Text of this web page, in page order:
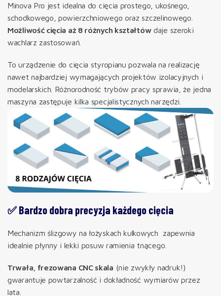
Minova Pro jest idealna do cięcia prostego, ukośnego,
schodkowego, powierzchniowego oraz szczelinowego.
Możliwość cięcia aż 8 różnych kształtówdaje szeroki
wachlarz zastosowań.
To urządzenie do cięcia styropianu pozwala na realizację
nawet najbardziej wymagających projektów izolacyjnych i
modelarskich. Różnorodność trybów pracy sprawia, że jedna
maszyna zastępuje kilka specjalistycznych narzędzi.
✅ Bardzo dobra precyzja każdego cięcia
Mechanizm ślizgowy na łożyskach kulkowych zapewnia
idealnie płynny i lekki posuw ramienia tnącego.
Trwała, frezowana CNC skala (nie zwykły nadruk!)
gwarantuje powtarzalność i dokładność wymiarów przez
lata.